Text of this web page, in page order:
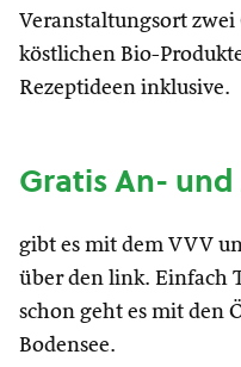
Veranstaltungsort zwei
köstlichen Bio-
Rezeptideen inklusive.
Gratis An-
gibt es mit dem VVV
über den link. Einfach
schon geht es mit den
Bodensee.